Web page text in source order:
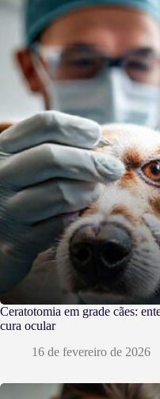
Ceratotomia em grade cães:
cura ocular
16 de fevereiro de 2026